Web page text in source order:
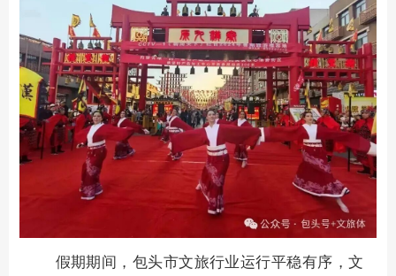
假期期间，包头市文旅行业运行平稳有序，文